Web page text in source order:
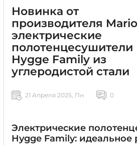
Новинка от
производителя
электрические
полотенцесушители
Hygge Family из
углеродистой стали
21 Апреля 2025, Пн 0
Электрические
Hygge Family: